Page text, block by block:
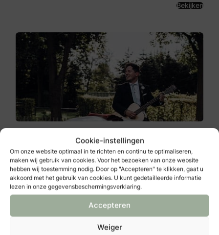
Cookie-instellingen
Om onze website optimaal in te richten en continu te optimaliseren,
maken wij gebruik van cookies. Voor het bezoeken van onze website
hebben wij toestemming nodig. Door op "Accepteren" te klikken, gaat u
akkoord met het gebruik van cookies. U kunt gedetailleerde informatie
lezen in onze gegevensbeschermingsverklaring.
Accepteren
Weiger
Bekijken
Palissade 31
4207 EW
Gorinchem